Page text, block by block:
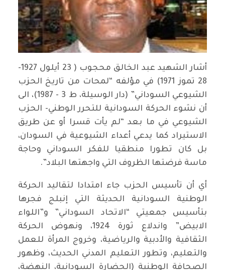
أشار الشهيد عبد الخالق محجوب ( 23 أيلول 1927-
28 تموز 1971) في مؤلفه “لمحات من تاريخ الحزب
الشيوعي السوداني” (دار الوسيلة، ط 3 - 1987)، الى
أن نشوء الحركة السودانية للتحرر الوطني- الحزب
الشيوعي في ما بعد “لم يأت قسرا أو عن طريق
الاستيراد كما يدعي أعداء الشيوعية في السودان،
بل كان تطورا منطقيا للفكر السوداني وحاجة
ماسة فرضتها الظروف التي واجهتها البلاد”.
أي أن تأسيس الحزب جاء امتدادا لتقاليد الحركة
الوطنية السودانية الحديثة التي إنبلج فجرها
بتأسيس جمعيتي “الاتحاد السوداني” و”اللواء
الابيض” واندلاع ثورة 1924، ونهوض الحركة
الثقافية والأدبية والرياضية، وخروج المرأة للعمل
والتعليم، وتطور التعليم المدني الحديث، وظهور
الصحافة الوطنية (الحضارة السودانية، النهضة،